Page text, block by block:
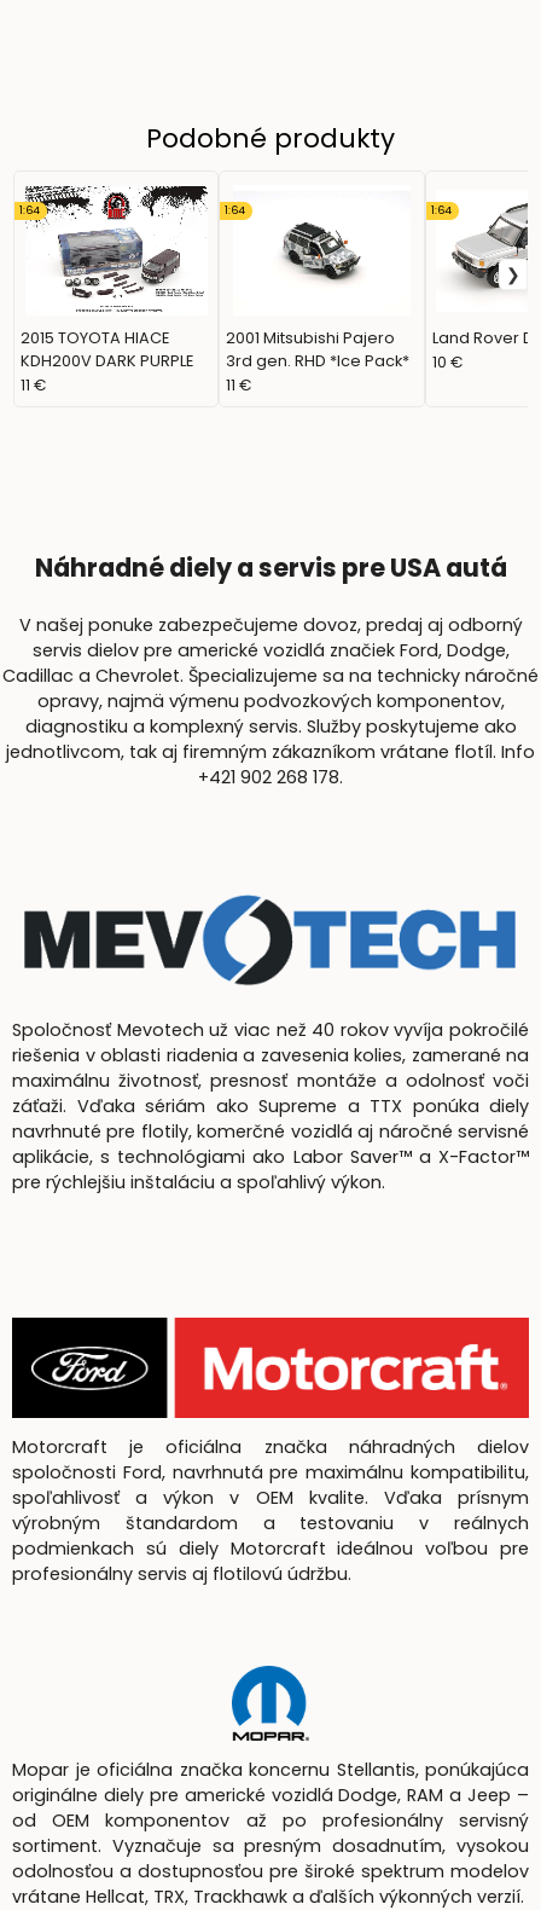
Podobné produkty
2015 TOYOTA HIACE
KDH200V DARK PURPLE
1:64
11 €
2001 Mitsubishi Pajero
3rd gen. RHD *Ice Pack*
1:64
11 €
Land Rover
1:64
10 €
Náhradné diely a servis pre USA autá
V našej ponuke zabezpečujeme dovoz, predaj aj odborný
servis dielov pre americké vozidlá značiek Ford, Dodge,
Cadillac a Chevrolet. Špecializujeme sa na technicky náročné
opravy, najmä výmenu podvozkových komponentov,
diagnostiku a komplexný servis. Služby poskytujeme ako
jednotlivcom, tak aj firemným zákazníkom vrátane flotíl. Info
+421 902 268 178.
Spoločnosť Mevotech už viac než 40 rokov vyvíja pokročilé
riešenia v oblasti riadenia a zavesenia kolies, zamerané na
maximálnu životnosť, presnosť montáže a odolnosť voči
záťaži. Vďaka sériám ako Supreme a TTX ponúka diely
navrhnuté pre flotily, komerčné vozidlá aj náročné servisné
aplikácie, s technológiami ako Labor Saver™ a X-Factor™
pre rýchlejšiu inštaláciu a spoľahlivý výkon.
Motorcraft je oficiálna značka náhradných dielov
spoločnosti Ford, navrhnutá pre maximálnu kompatibilitu,
spoľahlivosť a výkon v OEM kvalite. Vďaka prísnym
výrobným štandardom a testovaniu v reálnych
podmienkach sú diely Motorcraft ideálnou voľbou pre
profesionálny servis aj flotilovú údržbu.
Mopar je oficiálna značka koncernu Stellantis, ponúkajúca
originálne diely pre americké vozidlá Dodge, RAM a Jeep –
od OEM komponentov až po profesionálny servisný
sortiment. Vyznačuje sa presným dosadnutím, vysokou
odolnosťou a dostupnosťou pre široké spektrum modelov
vrátane Hellcat, TRX, Trackhawk a ďalších výkonných verzií.